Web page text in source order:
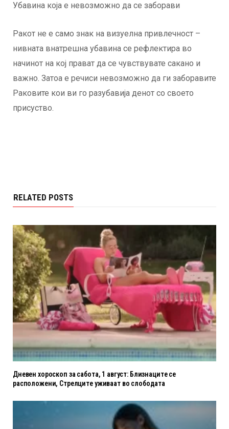
Убавина која е невозможно да се заборави
Ракот не е само знак на визуелна привлечност –
нивната внатрешна убавина се рефлектира во
начинот на кој прават да се чувствувате сакано и
важно. Затоа е речиси невозможно да ги заборавите
Раковите кои ви го разубавија денот со своето
присуство.
RELATED POSTS
Дневен хороскоп за сабота, 1 август: Близнаците се
расположени, Стрелците уживаат во слободата